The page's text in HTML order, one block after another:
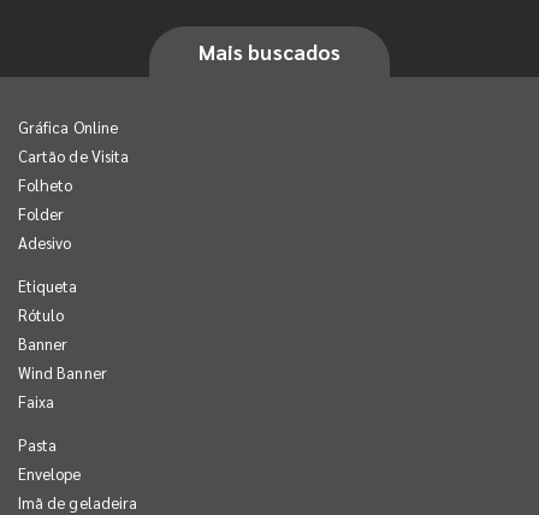
Mais buscados
Gráfica Online
Cartão de Visita
Folheto
Folder
Adesivo
Etiqueta
Rótulo
Banner
Wind Banner
Faixa
Pasta
Envelope
Imã de geladeira